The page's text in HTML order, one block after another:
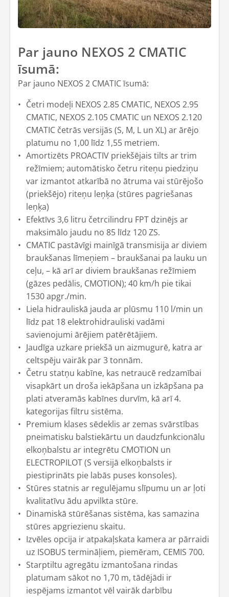
Par jauno NEXOS 2 CMATIC
īsumā:
Par jauno NEXOS 2 CMATIC īsumā:
Četri modeļi NEXOS 2.85 CMATIC, NEXOS 2.95
CMATIC, NEXOS 2.105 CMATIC un NEXOS 2.120
CMATIC četrās versijās (S, M, L un XL) ar ārējo
platumu no 1,00 līdz 1,55 metriem.
Amortizēts PROACTIV priekšējais tilts ar trim
režīmiem; automātisko četru riteņu piedziņu
var izmantot atkarībā no ātruma vai stūrējošo
(priekšējo) riteņu leņķa (stūres pagriešanas
leņķa)
Efektīvs 3,6 litru četrcilindru FPT dzinējs ar
maksimālo jaudu no 85 līdz 120 ZS.
CMATIC pastāvīgi mainīgā transmisija ar diviem
braukšanas līmeņiem – braukšanai pa lauku un
ceļu, – kā arī ar diviem braukšanas režīmiem
(gāzes pedālis, CMOTION); 40 km/h pie tikai
1530 apgr./min.
Liela hidrauliskā jauda ar plūsmu 110 l/min un
līdz pat 18 elektrohidrauliski vadāmi
savienojumi ārējiem patērētājiem.
Jaudīga uzkare priekšā un aizmugurē, katra ar
celtspēju vairāk par 3 tonnām.
Četru statņu kabīne, kas netraucē redzamībai
visapkārt un droša iekāpšana un izkāpšana pa
plati atveramās kabīnes durvīm, kā arī 4.
kategorijas filtru sistēma.
Premium klases sēdeklis ar zemas svārstības
pneimatisku balstiekārtu un daudzfunkcionālu
elkoņbalstu ar integrētu CMOTION un
ELECTROPILOT (S versijā elkoņbalsts ir
piestiprināts pie labās puses konsoles).
Stūres statnis ar regulējamu slīpumu un ar ļoti
kvalitatīvu ādu apvilkta stūre.
Dinamiskā stūrēšanas sistēma, kas samazina
stūres apgriezienu skaitu.
Izvēles opcija ir atpakaļskata kamera ar pārraidi
uz ISOBUS termināļiem, piemēram, CEMIS 700.
Starptiltu agregātu izmantošana rindas
platumam sākot no 1,70 m, tādējādi ir
iespējams izmantot vēl vairāk darbību